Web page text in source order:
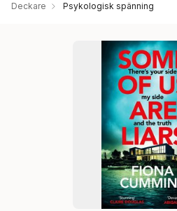
Deckare Psykologisk spänning